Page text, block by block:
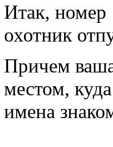
Итак, номер
охотник
Причем
местом,
имена